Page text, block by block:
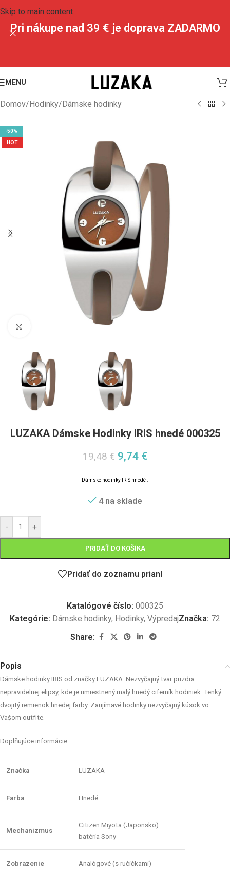
Skip to main content
Pri nákupe nad 39 € je doprava ZADARMO
MENU
Domov/Hodinky/Dámske hodinky
-50%
HOT
Pre zväčšenie kliknite
LUZAKA Dámske Hodinky IRIS hnedé 000325
19,48€ 9,74 €
Dámske hodinky IRIS hnedé .
4 na sklade
- +
PRIDAŤ DO KOŠÍKA
Pridať do zoznamu prianí
Katalógové číslo: 000325
Kategórie: Dámske hodinky, Hodinky, VýpredajZnačka: 72
Share:
Popis
Dámske hodinky IRIS od značky LUZAKA. Nezvyčajný tvar puzdra
nepravidelnej elipsy, kde je umiestnený malý hnedý ciferník hodiniek. Tenký
dvojitý remienok hnedej farby. Zaujímavé hodinky nezvyčajný kúsok vo
Vašom outfite.
Doplňujúce informácie
Značka LUZAKA
Farba Hnedé
Mechanizmus
Citizen Miyota (Japonsko)
batéria Sony
Zobrazenie Analógové (s ručičkami)